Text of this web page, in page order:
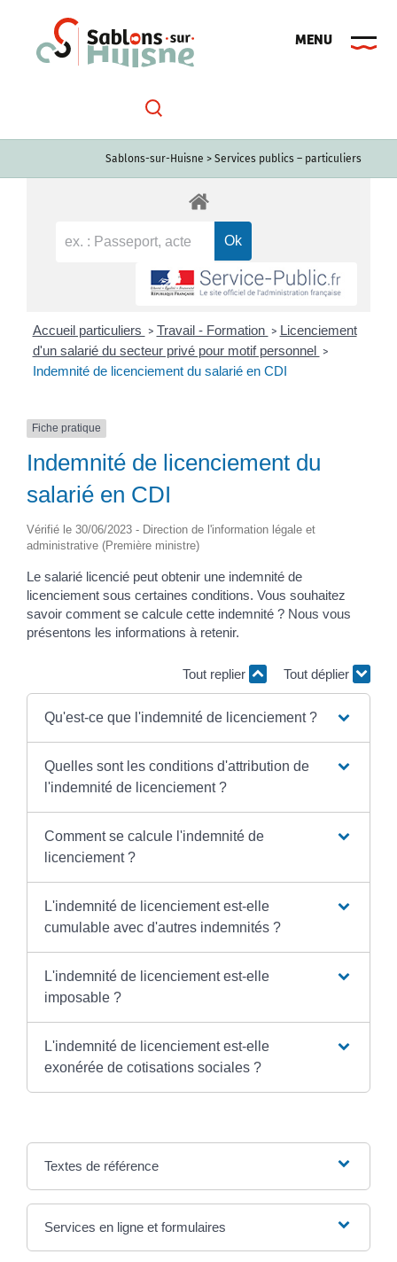
Sablons-sur-Huisne > Services publics – particuliers
Accueil particuliers > Travail - Formation > Licenciement
d'un salarié du secteur privé pour motif personnel >
Indemnité de licenciement du salarié en CDI
Fiche pratique
Indemnité de licenciement du
salarié en CDI
Vérifié le 30/06/2023 - Direction de l'information légale et
administrative (Première ministre)
Le salarié licencié peut obtenir une indemnité de
licenciement sous certaines conditions. Vous souhaitez
savoir comment se calcule cette indemnité ? Nous vous
présentons les informations à retenir.
Tout replier Tout déplier
Qu'est-ce que l'indemnité de licenciement ?
Quelles sont les conditions d'attribution de
l'indemnité de licenciement ?
Comment se calcule l'indemnité de
licenciement ?
L'indemnité de licenciement est-elle
cumulable avec d'autres indemnités ?
L'indemnité de licenciement est-elle
imposable ?
L'indemnité de licenciement est-elle
exonérée de cotisations sociales ?
Textes de référence
Services en ligne et formulaires